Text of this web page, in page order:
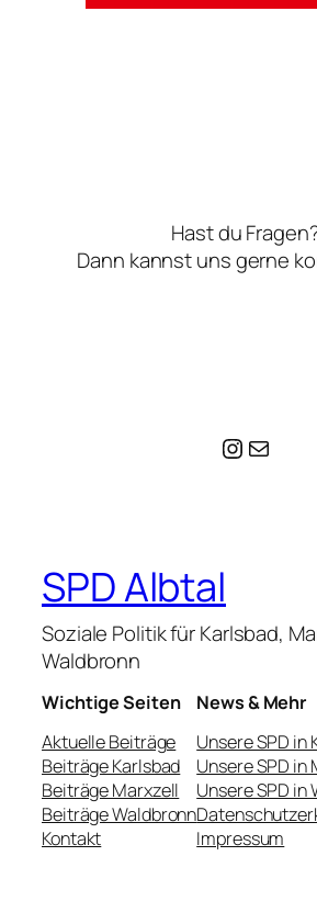
Hast du
Dann kannst uns gerne
Instagram
E-Mail
SPD Albtal
Soziale Politik für Karlsbad,
Waldbronn
Wichtige Seiten
Aktuelle Beiträge
Beiträge Karlsbad
Beiträge Marxzell
Beiträge Waldbronn
Kontakt
News & Mehr
Unsere SPD in
Unsere SPD in
Unsere SPD in
Impressum